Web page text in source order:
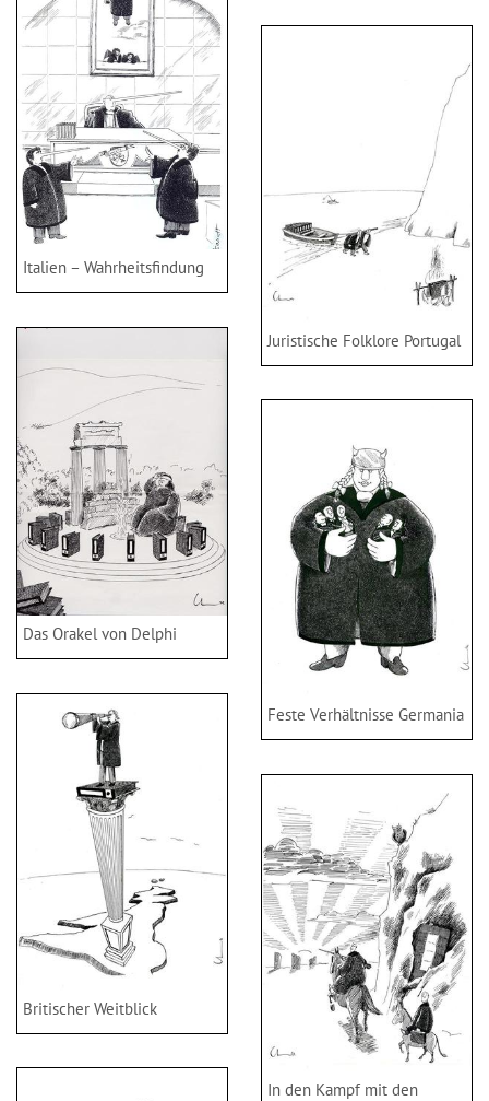
Italien – Wahrheitsfindung
Juristische Folklore Portugal
Das Orakel von Delphi
Feste Verhältnisse Germania
Britischer Weitblick
In den Kampf mit den